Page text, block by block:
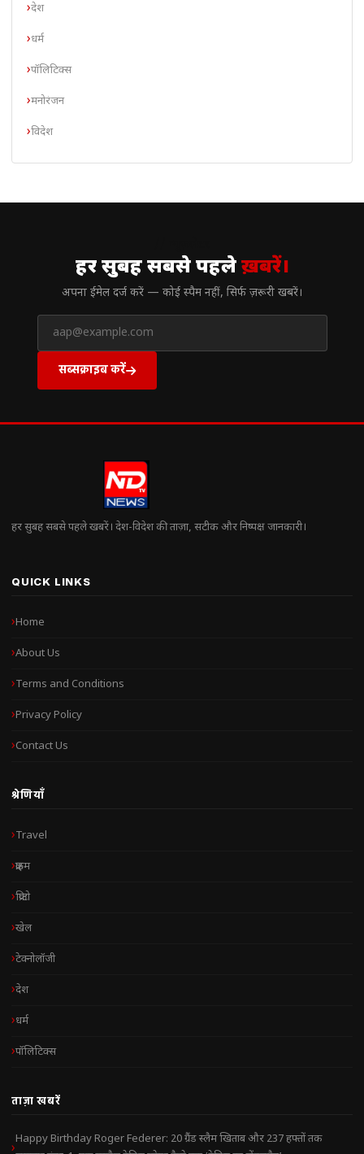
देश
धर्म
पॉलिटिक्स
मनोरंजन
विदेश
हर सुबह सबसे पहलेख़बरें।
अपना ईमेल दर्ज करें — कोई स्पैम नहीं, सिर्फ ज़रूरी खबरें।
सब्सक्राइब करें
हर सुबह सबसे पहले खबरें। देश-विदेश की ताज़ा, सटीक और निष्पक्ष जानकारी।
QUICK LINKS
Home
About Us
Terms and Conditions
Privacy Policy
Contact Us
श्रेणियाँ
Travel
क्राइम
क्रिप्टो
खेल
टेक्नोलॉजी
देश
धर्म
पॉलिटिक्स
ताज़ा खबरें
Happy Birthday Roger Federer: 20 ग्रैंड स्लैम खिताब और 237 हफ्तों तक